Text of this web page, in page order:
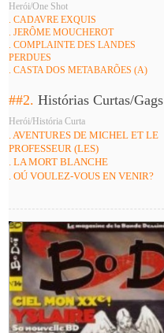
Herói/One Shot
. CADAVRE EXQUIS
. JERÔME MOUCHEROT
. COMPLAINTE DES LANDES
PERDUES
. CASTA DOS METABARÕES (A)
##2.Histórias Curtas/Gags
Herói/História Curta
. AVENTURES DE MICHEL ET LE
PROFESSEUR (LES)
. LA MORT BLANCHE
. OÚ VOULEZ-VOUS EN VENIR?